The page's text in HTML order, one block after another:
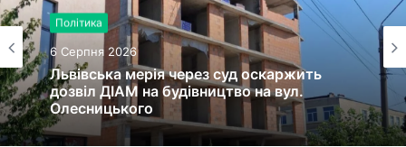
Політика
6 Серпня 2026
Львівська мерія через суд оскаржить
дозвіл ДІАМ на будівництво на вул.
Олесницького